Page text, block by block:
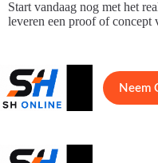
Ga
naar
Start vandaag nog met het
leveren een proof of concept
Neem